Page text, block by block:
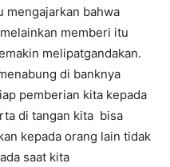
mengajarkan bahwa
memberi itu
melipatgandakan.
di banknya
pemberian kita kepada
di tangan kita bisa
kepada orang lain tidak
saat kita